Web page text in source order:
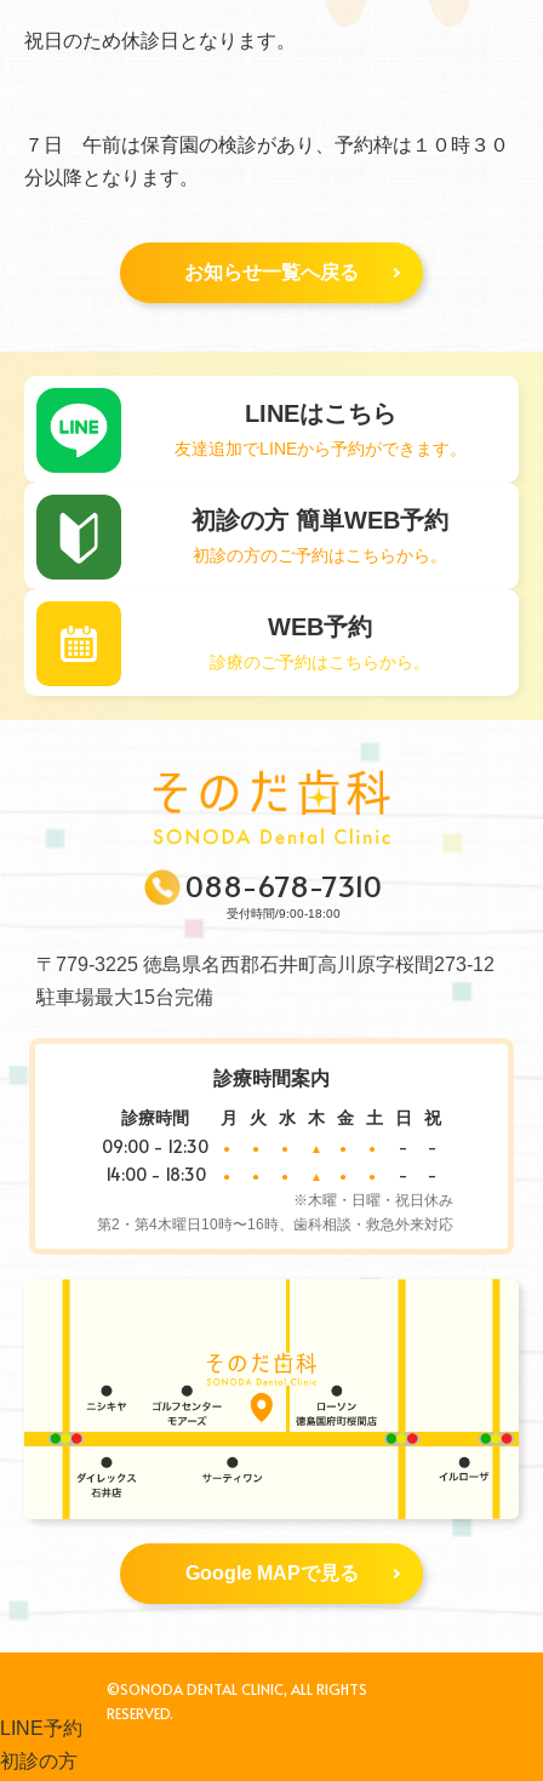
祝日のため休診日となります。
７日 午前は保育園の検診があり、予約枠は１０時３０
分以降となります。
お知らせ一覧へ戻る
LINEはこちら
友達追加でLINEから予約ができます。
初診の方 簡単WEB予約
初診の方のご予約はこちらから。
WEB予約
診療のご予約はこちらから。
088-678-7310
受付時間/9:00-18:00
〒779-3225 徳島県名西郡石井町高川原字桜間273-12
駐車場最大15台完備
診療時間案内
診療時間 月 火 水 木 金 土 日 祝
09:00 - 12:30 ● ● ● ▲ ● ● -
-
14:00 - 18:30
● ● ● ▲ ● ● - -
※木曜・日曜・祝日休み
第2・第4木曜日10時〜16時、歯科相談・救急外来対応
Google MAPで見る
LINE予約
初診の方
©SONODA DENTAL CLINIC, ALL RIGHTS
RESERVED.